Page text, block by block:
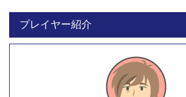
プレイヤー紹介